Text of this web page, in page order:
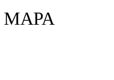
MAPA